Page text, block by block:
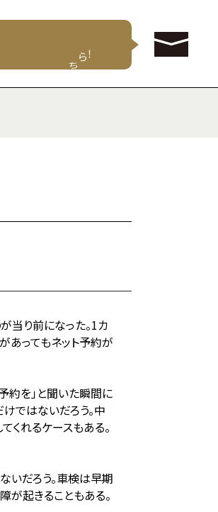
当り前になった。1カ
あってもネット予約が
約を」と聞いた瞬間に
ではないだろう。中
くれるケースもある。
いだろう。車検は早期
が起きることもある。